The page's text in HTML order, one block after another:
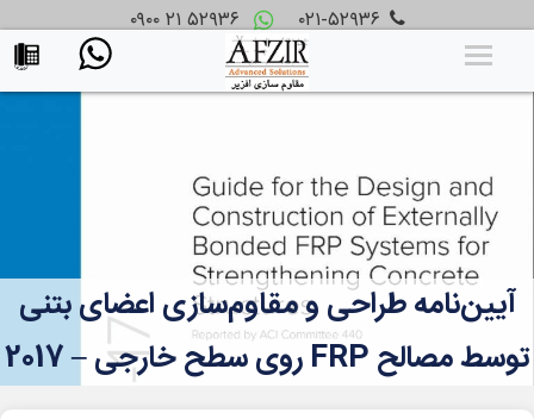
۰۲۱-۵۲۹۳۶ ۰۹۰۰ ۲۱ ۵۲۹۳۶
آیین‌نامه طراحی و مقاوم‌سازی اعضای بتنی
توسط مصالح FRP روی سطح خارجی – 2017